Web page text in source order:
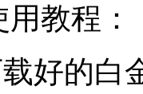
教程：
好的白